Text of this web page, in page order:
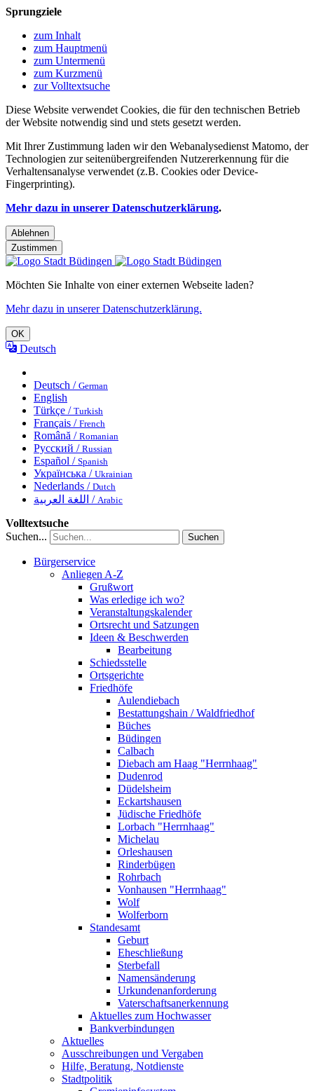
Sprungziele
zum Inhalt
zum Hauptmenü
zum Untermenü
zum Kurzmenü
zur Volltextsuche
Diese Website verwendet Cookies, die für den technischen Betrieb
der Website notwendig sind und stets gesetzt werden.
Mit Ihrer Zustimmung laden wir den Webanalysedienst Matomo, der
Technologien zur seitenübergreifenden Nutzererkennung für die
Verhaltensanalyse verwendet (z.B. Cookies oder Device-
Fingerprinting).
Mehr dazu in unserer Datenschutzerklärung.
Ablehnen
Zustimmen
Möchten Sie Inhalte von einer externen Webseite laden?
Mehr dazu in unserer Datenschutzerklärung.
OK
Deutsch
Deutsch / German
English
Türkçe / Turkish
Français / French
Română / Romanian
Русский / Russian
Español / Spanish
Українська / Ukrainian
Nederlands / Dutch
اللغة العربية / Arabic
Volltextsuche
Suchen...
Suchen
Bürgerservice
Anliegen A-Z
Grußwort
Was erledige ich wo?
Veranstaltungskalender
Ortsrecht und Satzungen
Ideen & Beschwerden
Bearbeitung
Schiedsstelle
Ortsgerichte
Friedhöfe
Aulendiebach
Bestattungshain / Waldfriedhof
Büches
Büdingen
Calbach
Diebach am Haag "Herrnhaag"
Dudenrod
Düdelsheim
Eckartshausen
Jüdische Friedhöfe
Lorbach "Herrnhaag"
Michelau
Orleshausen
Rinderbügen
Rohrbach
Vonhausen "Herrnhaag"
Wolf
Wolferborn
Standesamt
Geburt
Eheschließung
Sterbefall
Namensänderung
Urkundenanforderung
Vaterschaftsanerkennung
Aktuelles zum Hochwasser
Bankverbindungen
Aktuelles
Ausschreibungen und Vergaben
Hilfe, Beratung, Notdienste
Stadtpolitik